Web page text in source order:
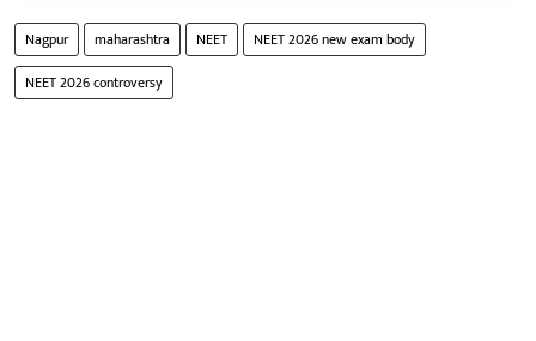
Nagpur maharashtra NEET
NEET 2026 new exam body
NEET 2026 controversy